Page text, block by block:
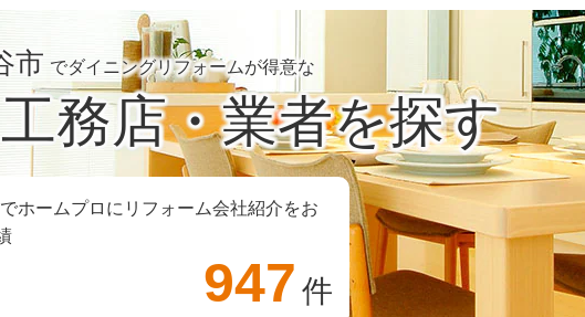
市 でダイニングリフォームが得意な
務店・業者を探す
でホームプロにリフォーム会社紹介をお
947 件